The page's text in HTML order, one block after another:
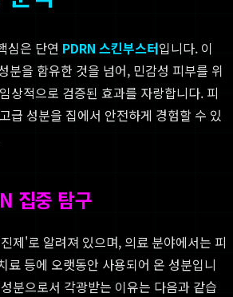
심은 단연 PDRN 스킨부스터입니다. 이
분을 함유한 것을 넘어, 민감성 피부를 위
상적으로 검증된 효과를 자랑합니다. 피
급 성분을 집에서 안전하게 경험할 수 있
집중 탐구
제'로 알려져 있으며, 의료 분야에서는 피
료 등에 오랫동안 사용되어 온 성분입니
분으로서 각광받는 이유는 다음과 같습